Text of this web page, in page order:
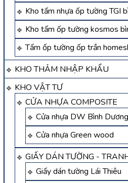
Kho tấm nhựa ốp tường TGI
Kho tấm ốp tường kosmos
Tấm ốp tường ốp trần
KHO THẢM NHẬP KHẨU
KHO VẬT TƯ
CỬA NHỰA COMPOSITE
Cửa nhựa DW Bình Dương
Cửa nhựa Green wood
GIẤY DÁN TƯỜNG -
Giấy dán tường Lái Thiêu